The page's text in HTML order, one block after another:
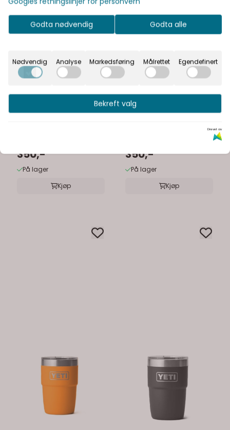
350,-
På lager
Kjøp
350,-
På lager
Kjøp
Godta nødvendig Godta alle
Nødvendig Analyse Markedsføring Målrettet Egendefinert
Bekreft valg
Drevet av